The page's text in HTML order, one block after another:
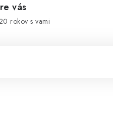
vás
rokov s vami